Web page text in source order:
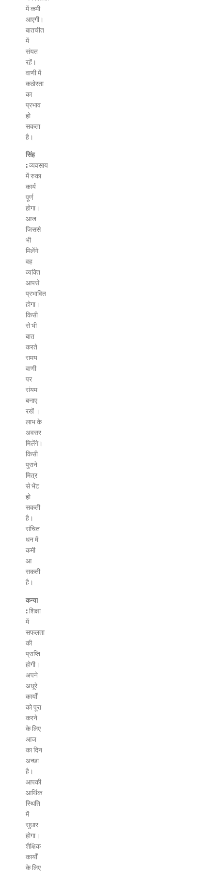
में कमी
आएगी।
बातचीत
में
संयत
रहें।
वाणी में
कठोरता
का
प्रभाव
हो
सकता
है।
सिंह
:व्यवसाय
में रुका
कार्य
पूर्ण
होगा।
आज
जिससे
भी
मिलेंगे
वह
व्यक्ति
आपसे
प्रभावित
होगा।
किसी
से भी
बात
करते
समय
वाणी
पर
संयम
बनाए
रखें ।
लाभ के
अवसर
मिलेंगे।
किसी
पुराने
मित्र
से भेंट
हो
सकती
है।
संचित
धन में
कमी
आ
सकती
है।
कन्या
:शिक्षा
में
सफलता
की
प्राप्ति
होगी।
अपने
अधूरे
कार्यों
को पूरा
करने
के लिए
आज
का दिन
अच्छा
है।
आपकी
आर्थिक
स्थिति
में
सुधार
होगा।
शैक्षिक
कार्यों
के लिए